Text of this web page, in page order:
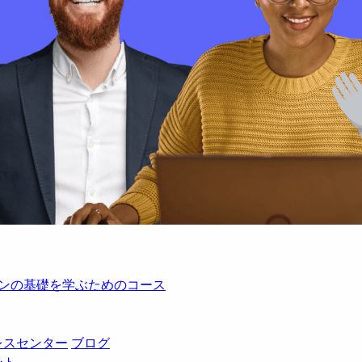
基礎を学ぶためのコース
センター ブログ